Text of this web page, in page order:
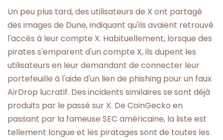
Un peu plus tard, des utilisateurs de X ont partagé
des images de Dune, indiquant qu'ils avaient retrouvé
l'accès à leur compte X. Habituellement, lorsque des
pirates s'emparent d'un compte X, ils dupent les
utilisateurs en leur demandant de connecter leur
portefeuille à l'aide d'un lien de phishing pour un faux
AirDrop lucratif. Des incidents similaires se sont déjà
produits par le passé sur X. De CoinGecko en
passant par la fameuse SEC américaine, la liste est
tellement longue et les piratages sont de toutes les